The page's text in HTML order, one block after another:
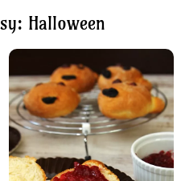
Halloween